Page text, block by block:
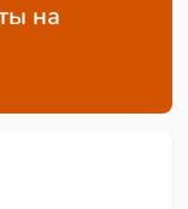
на